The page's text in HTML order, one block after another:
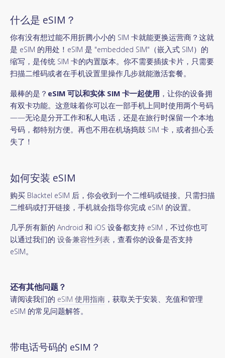
什么是 eSIM？
你有没有想过能不用折腾小小的 SIM 卡就能更换运营商？这就
是 eSIM 的用处！eSIM 是 "embedded SIM"（嵌入式 SIM）的
缩写，是传统 SIM 卡的内置版本。你不需要插拔卡片，只需要
扫描二维码或者在手机设置里操作几步就能激活套餐。
最棒的是？ eSIM 可以和实体 SIM 卡一起使用 ，让你的设备拥
有双卡功能。这意味着你可以在一部手机上同时使用两个号码
——无论是分开工作和私人电话，还是在旅行时保留一个本地
号码，都特别方便。再也不用在机场捣鼓 SIM 卡，或者担心丢
失了！
如何安装 eSIM
购买 Blacktel eSIM 后，你会收到一个二维码或链接。只需扫描
二维码或打开链接，手机就会指导你完成 eSIM 的设置。
几乎所有新的 Android 和 iOS 设备都支持 eSIM，不过你也可
以通过我们的 设备兼容性列表 ，查看你的设备是否支持
eSIM。
还有其他问题？
请阅读我们的 eSIM 使用指南 ，获取关于安装、充值和管理
eSIM 的常见问题解答。
带电话号码的 eSIM？